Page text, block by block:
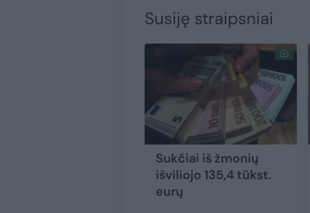
Susiję straipsniai
Sukčiai iš žmonių
išviliojo 135,4 tūkst.
eurų